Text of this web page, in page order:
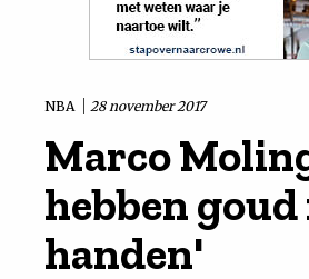
Vaktechniek
Achtergrond
NBA 28 november 2017
Marco
hebben
handen'
RELEVANTIEDATUM